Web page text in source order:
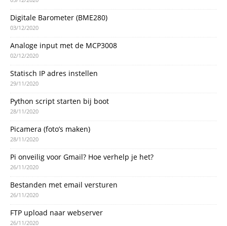
Digitale Barometer (BME280)
03/12/2020
Analoge input met de MCP3008
02/12/2020
Statisch IP adres instellen
29/11/2020
Python script starten bij boot
28/11/2020
Picamera (foto’s maken)
28/11/2020
Pi onveilig voor Gmail? Hoe verhelp je het?
26/11/2020
Bestanden met email versturen
26/11/2020
FTP upload naar webserver
26/11/2020